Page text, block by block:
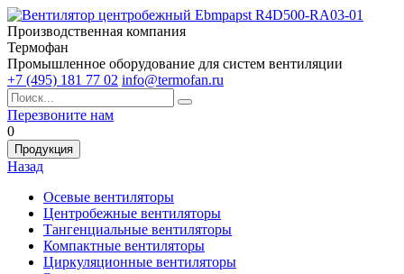
Производственная компания
Термофан
Промышленное оборудование для систем вентиляции
+7 (495) 181 77 02 info@termofan.ru
Перезвоните нам
0
Продукция
Назад
Осевые вентиляторы
Центробежные вентиляторы
Тангенциальные вентиляторы
Компактные вентиляторы
Циркуляционные вентиляторы